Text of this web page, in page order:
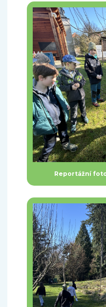
Reportážní